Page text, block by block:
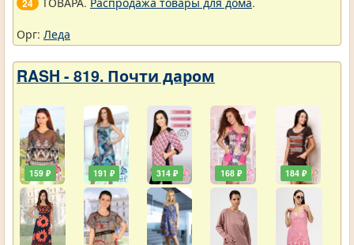
24
Орг: Леда
RASH - 819. Почти даром
159 ₽ 191 ₽ 314 ₽ 168 ₽ 184 ₽